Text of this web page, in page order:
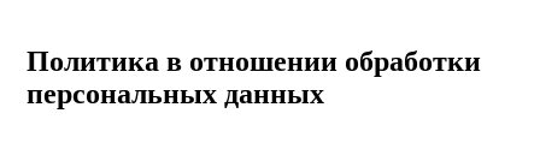
Политика в отношении обработки
персональных данных